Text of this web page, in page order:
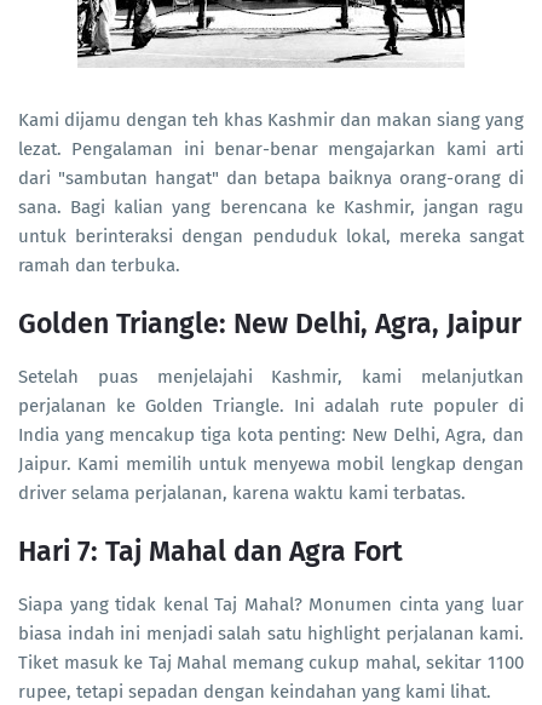
Kami dijamu dengan teh khas Kashmir dan makan siang yang
lezat. Pengalaman ini benar-benar mengajarkan kami arti
dari "sambutan hangat" dan betapa baiknya orang-orang di
sana. Bagi kalian yang berencana ke Kashmir, jangan ragu
untuk berinteraksi dengan penduduk lokal, mereka sangat
ramah dan terbuka.
Golden Triangle: New Delhi, Agra, Jaipur
Setelah puas menjelajahi Kashmir, kami melanjutkan
perjalanan ke Golden Triangle. Ini adalah rute populer di
India yang mencakup tiga kota penting: New Delhi, Agra, dan
Jaipur. Kami memilih untuk menyewa mobil lengkap dengan
driver selama perjalanan, karena waktu kami terbatas.
Hari 7: Taj Mahal dan Agra Fort
Siapa yang tidak kenal Taj Mahal? Monumen cinta yang luar
biasa indah ini menjadi salah satu highlight perjalanan kami.
Tiket masuk ke Taj Mahal memang cukup mahal, sekitar 1100
rupee, tetapi sepadan dengan keindahan yang kami lihat.